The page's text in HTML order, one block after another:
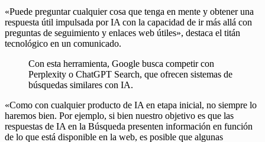
«Puede preguntar cualquier cosa que tenga en mente y obtener una
respuesta útil impulsada por IA con la capacidad de ir más allá con
preguntas de seguimiento y enlaces web útiles», destaca el titán
tecnológico en un comunicado.
Con esta herramienta, Google busca competir con
Perplexity o ChatGPT Search, que ofrecen sistemas de
búsquedas similares con IA.
«Como con cualquier producto de IA en etapa inicial, no siempre lo
haremos bien. Por ejemplo, si bien nuestro objetivo es que las
respuestas de IA en la Búsqueda presenten información en función
de lo que está disponible en la web, es posible que algunas